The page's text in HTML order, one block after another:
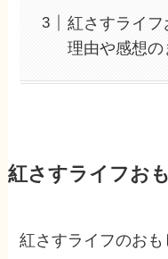
紅さすライフ
理由や感想の
紅さすライフお
紅さすライフのお